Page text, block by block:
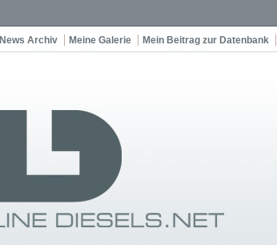
News Archiv Meine Galerie Mein Beitrag zur Datenbank